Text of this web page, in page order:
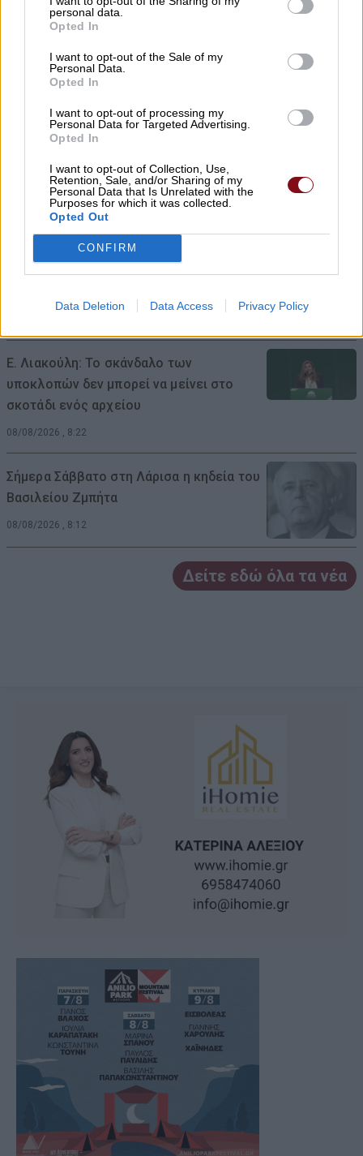
personal data.
Opted In
I want to opt-out of the Sale of my
Personal Data.
Opted In
I want to opt-out of processing my
Personal Data for Targeted Advertising.
Opted In
I want to opt-out of Collection, Use,
Retention, Sale, and/or Sharing of my
Personal Data that Is Unrelated with the
Purposes for which it was collected.
Opted Out
CONFIRM
Data Deletion Data Access Privacy Policy
08/08/2026 , 10:18
Σήμερα Σάββατο στην Κρανιά Ελασσόνας η
κηδεία του Ιωάννη Μπρουζιούτη
08/08/2026 , 9:40
σήμερα Σάββατο και αύριο Κυριακή
08/08/2026 , 9:01
Δύο ξεχωριστές εκδηλώσεις από τον
Πολιτιστικό Σύλλογο Κουτσουπιάς την
Ε. Λιακούλη: Το σκάνδαλο των
υποκλοπών δεν μπορεί να μείνει στο
σκοτάδι ενός αρχείου
08/08/2026 , 8:22
Σήμερα Σάββατο στη Λάρισα η κηδεία του
Βασιλείου Ζμπήτα
08/08/2026 , 8:12
Δείτε εδώ όλα τα νέα